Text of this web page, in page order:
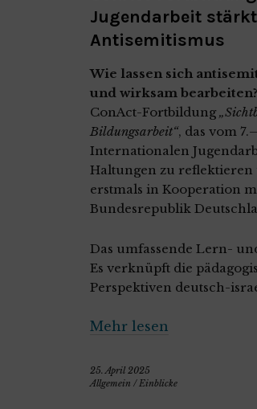
Jugendarbeit
Antisemitismus
Wie lassen sich
und wirksam bearbeiten?
ConAct-Fortbildung
Bildungsarbeit“, das vom
Internationalen
Haltungen zu
erstmals in Kooperation
Bundesrepublik
Das umfassende Lern-
Es verknüpft die
Perspektiven deutsch-
Mehr lesen
25. April 2025
Allgemein / Einblicke